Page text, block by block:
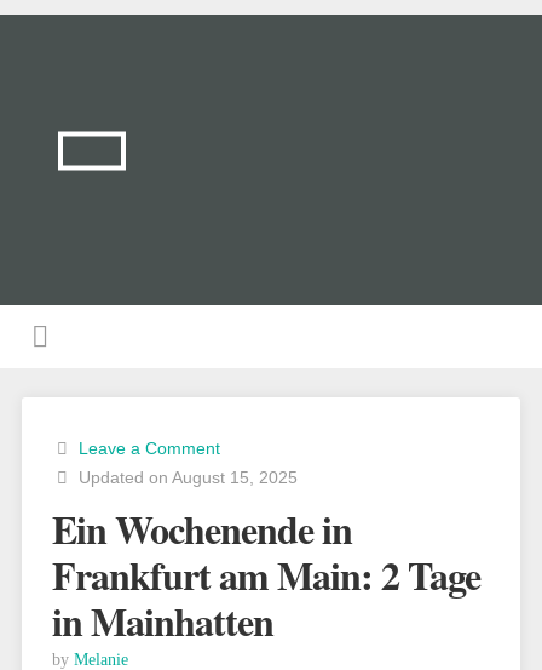
Leave a Comment
Updated on August 15, 2025
Ein Wochenende in
Frankfurt am Main: 2 Tage
in Mainhatten
by Melanie